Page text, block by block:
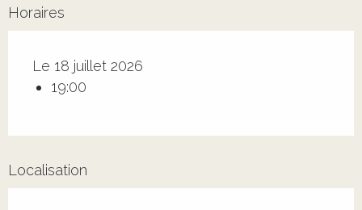
Horaires
Le 18 juillet 2026
19:00
Localisation